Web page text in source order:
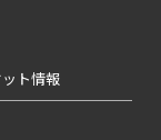
ト情報